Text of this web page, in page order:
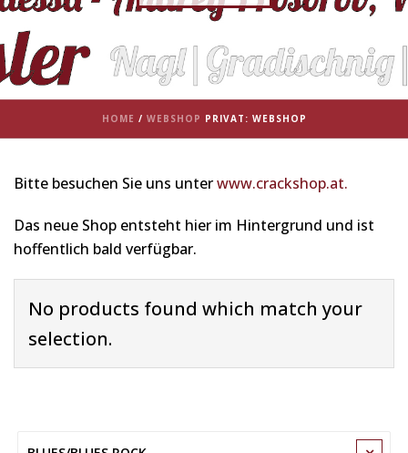
HOME / WEBSHOP PRIVAT: WEBSHOP
Bitte besuchen Sie uns unterwww.crackshop.at.
Das neue Shop entsteht hier im Hintergrund und ist
hoffentlich bald verfügbar.
No products found which match your
selection.